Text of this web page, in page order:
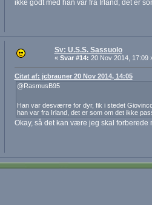
ikke godt med han var fra Irland, det er
Sv: U.S.S. Sassuolo
« Svar #14: 20 Nov 2014, 17:09
Citat af: jcbrauner 20 Nov 2014, 14:05
@RasmusB95
Han var desværre for dyr, fik i stedet
han var fra Irland, det er som om det ikke
Okay, så det kan være jeg skal forberede